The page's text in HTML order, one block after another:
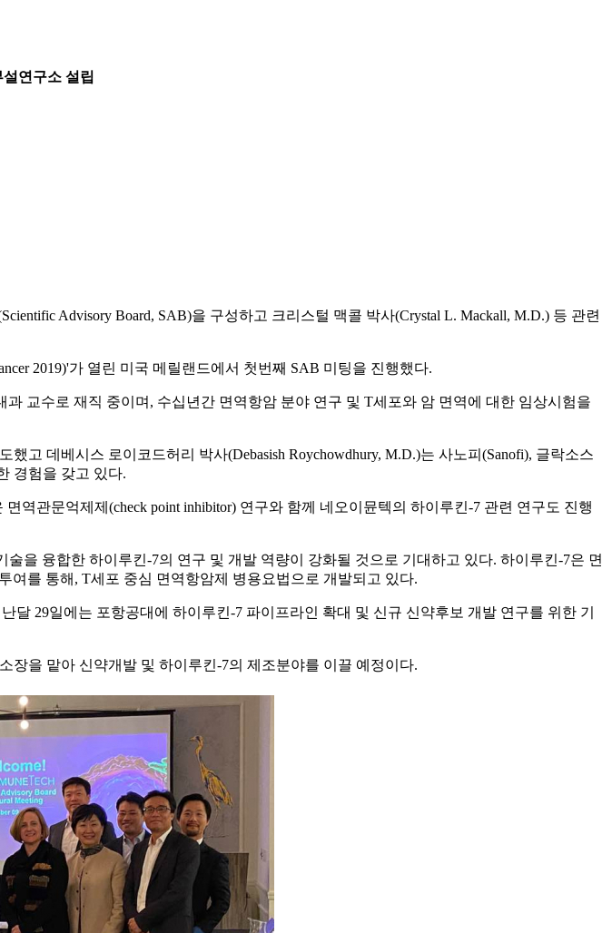
연구소 설립
Advisory Board, SAB)을 구성하고 크리스털 맥콜 박사(Crystal L. Mackall, M.D.) 등 관련
2019)'가 열린 미국 메릴랜드에서 첫번째 SAB 미팅을 진행했다.
교수로 재직 중이며, 수십년간 면역항암 분야 연구 및 T세포와 암 면역에 대한 임상시험을
고 데베시스 로이코드허리 박사(Debasish Roychowdhury, M.D.)는 사노피(Sanofi), 글락소스
경험을 갖고 있다.
역관문억제제(check point inhibitor) 연구와 함께 네오이뮨텍의 하이루킨-7 관련 연구도 진행
을 융합한 하이루킨-7의 연구 및 개발 역량이 강화될 것으로 기대하고 있다. 하이루킨-7은 면
여를 통해, T세포 중심 면역항암제 병용요법으로 개발되고 있다.
29일에는 포항공대에 하이루킨-7 파이프라인 확대 및 신규 신약후보 개발 연구를 위한 기
장을 맡아 신약개발 및 하이루킨-7의 제조분야를 이끌 예정이다.